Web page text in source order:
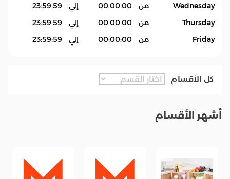
Wednesday
من 00:00:00 إلي
23:59:59
Thursday
من 00:00:00 إلي
23:59:59
Friday
من 00:00:00 إلي 23:59:59
كل الأقسام
أشهر الأقسام